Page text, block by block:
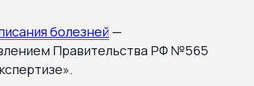
болезней —
Правительства РФ №565